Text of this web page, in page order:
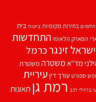
בחירות מקומיות ביטוח בית
הפארק הלאומי התחדשות
ישראל זינגרכרמל
מד''אמשטרה משטרת
ספורט עורך דין עיריית
ברזילי רכב רמת גן תאונות